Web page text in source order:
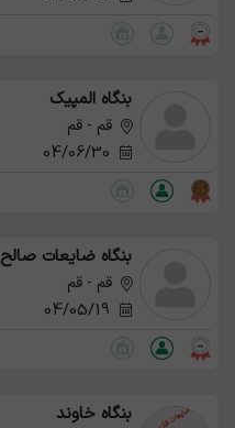
بنگاه المپیک
قم - قم
بنگاه ضایعات صالح
قم - قم
بنگاه خاوند